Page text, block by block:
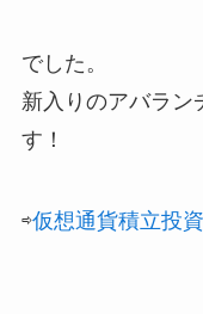
でした。
新入りのアバラン
す！
⇨仮想通貨積立投